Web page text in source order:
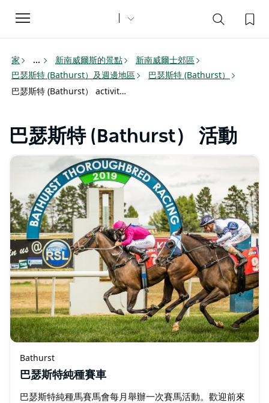
Toggle
navigation
家 ... 新南威爾斯的景點
新南威爾士郊區
巴瑟斯特 (Bathurst）及週邊地區
巴瑟斯特 (Bathurst）
巴瑟斯特 (Bathurst） activities
巴瑟斯特 (Bathurst） 活動
Bathurst
巴瑟斯特純種賽車
巴瑟斯特純種馬賽馬會每月舉辦一次賽馬活動。歡迎前來